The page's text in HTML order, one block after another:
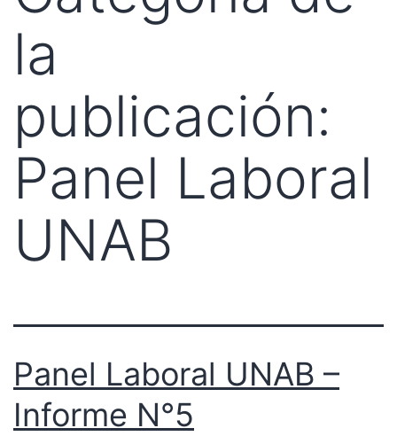
la
publicación:
Panel Laboral
UNAB
Panel Laboral UNAB –
Informe N°5